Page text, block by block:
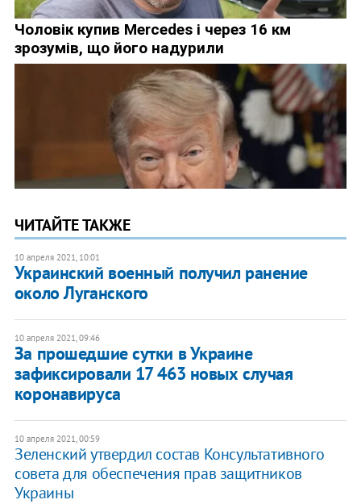
ЧИТАЙТЕ ТАКЖЕ
10 апреля 2021, 10:01
Украинский военный получил ранение
около Луганского
10 апреля 2021, 09:46
За прошедшие сутки в Украине
зафиксировали 17 463 новых случая
коронавируса
10 апреля 2021, 00:59
Зеленский утвердил состав Консультативного
совета для обеспечения прав защитников
Украины